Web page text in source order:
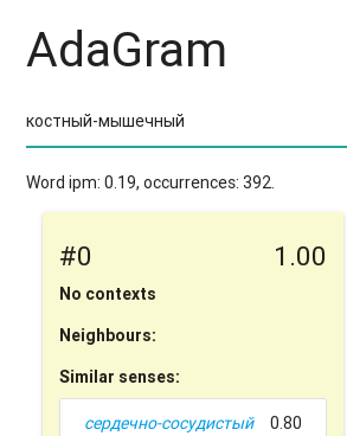
AdaGram
Word ipm: 0.19, occurrences: 392.
#0 1.00
No contexts
Neighbours:
Similar senses:
сердечно-сосудистый 0.80